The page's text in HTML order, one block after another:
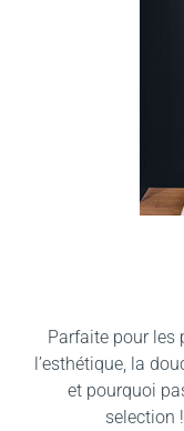
Parfaite pour les
l’esthétique, la
et pourquoi
selection